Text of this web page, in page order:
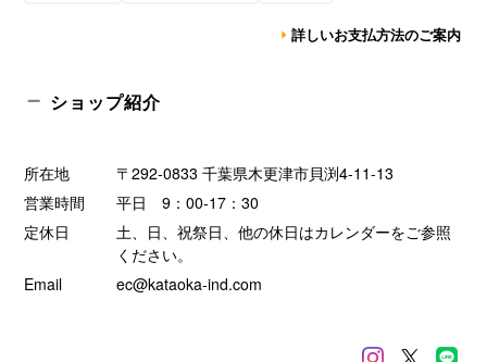
詳しいお支払方法のご案内
ショップ紹介
所在地
〒292-0833 千葉県木更津市貝渕4-11-13
営業時間
平日 9：00-17：30
定休日
土、日、祝祭日、他の休日はカレンダーをご参照
ください。
Email
ec@kataoka-ind.com